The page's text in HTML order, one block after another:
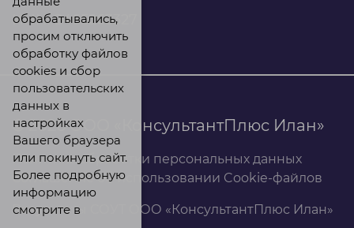
ИНН: 2465263327
© 2026 ООО «КонсультантПлюс Илан»
Политика обработки персональных данных
Соглашение об использовании Cookie-файлов
Результаты СОУТ ООО «КонсультантПлюс Илан»
обрабатывались,
просим отключить
обработку файлов
cookies и сбор
пользовательских
данных в
настройках
Вашего браузера
или покинуть сайт.
Более подробную
информацию
смотрите в